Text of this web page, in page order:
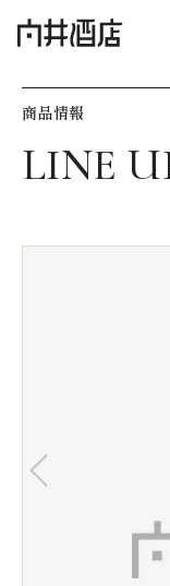
お気
商品情報